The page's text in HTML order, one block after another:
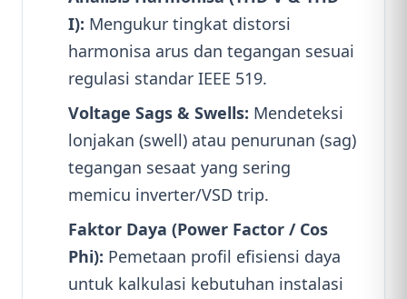
I): Mengukur tingkat distorsi
harmonisa arus dan tegangan sesuai
regulasi standar IEEE 519.
Voltage Sags & Swells: Mendeteksi
lonjakan (swell) atau penurunan (sag)
tegangan sesaat yang sering
memicu inverter/VSD trip.
Faktor Daya (Power Factor / Cos
Phi): Pemetaan profil efisiensi daya
untuk kalkulasi kebutuhan instalasi